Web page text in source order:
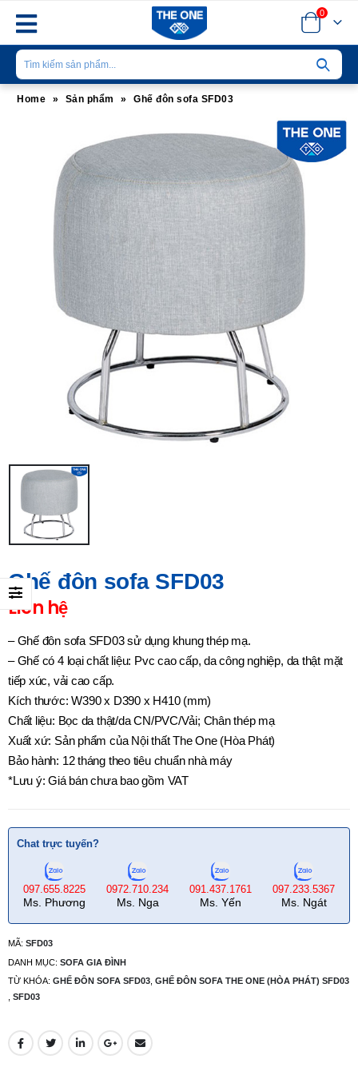
0
Home » Sản phẩm » Ghế đôn sofa SFD03
Ghế đôn sofa SFD03
Liên hệ
– Ghế đôn sofa SFD03 sử dụng khung thép mạ.
– Ghế có 4 loại chất liệu: Pvc cao cấp, da công nghiệp, da thật mặt
tiếp xúc, vải cao cấp.
Kích thước: W390 x D390 x H410 (mm)
Chất liệu: Bọc da thật/da CN/PVC/Vải; Chân thép mạ
Xuất xứ: Sản phẩm của Nội thất The One (Hòa Phát)
Bảo hành: 12 tháng theo tiêu chuẩn nhà máy
*Lưu ý: Giá bán chưa bao gồm VAT
Chat trực tuyến?
097.655.8225
Ms. Phương
0972.710.234
Ms. Nga
091.437.1761
Ms. Yến
097.233.5367
Ms. Ngát
MÃ: SFD03
DANH MỤC: SOFA GIA ĐÌNH
TỪ KHÓA: GHẾ ĐÔN SOFA SFD03 GHẾ ĐÔN SOFA THE ONE (HÒA PHÁT) SFD03
SFD03